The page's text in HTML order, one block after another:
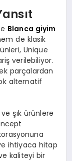
Blanca giyim
de klasik
Unique
verilebiliyor.
parçalardan
alternatif
şık ürünlere
ihtiyaca hitap
kaliteyi bir